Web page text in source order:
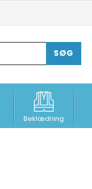
SØG
Beklædning